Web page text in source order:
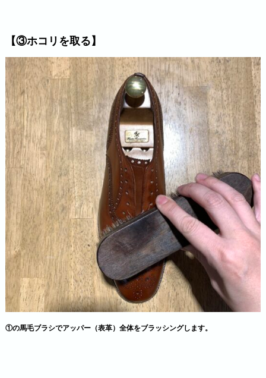
【③ホコリを取る】
①の馬毛ブラシでアッパー（表革）全体をブラッシングします。